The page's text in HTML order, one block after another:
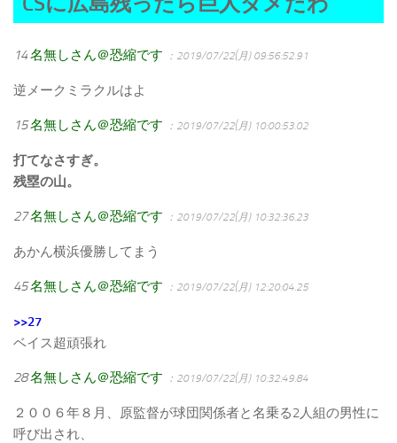
14名無しさん＠恐縮です ：2019/07/22(月) 09:56:52.91
逆メークミラクルはよ
15名無しさん＠恐縮です ：2019/07/22(月) 10:00:53.02
打てなさすぎ。
残塁の山。
27名無しさん＠恐縮です ：2019/07/22(月) 10:32:36.23
あかん横浜優勝してまう
45名無しさん＠恐縮です ：2019/07/22(月) 12:20:04.25
>>27
ベイス超頑張れ
28名無しさん＠恐縮です ：2019/07/22(月) 10:32:49.84
２００６年８月、原監督が球団関係者と名乗る2人組の男性に
呼び出され、